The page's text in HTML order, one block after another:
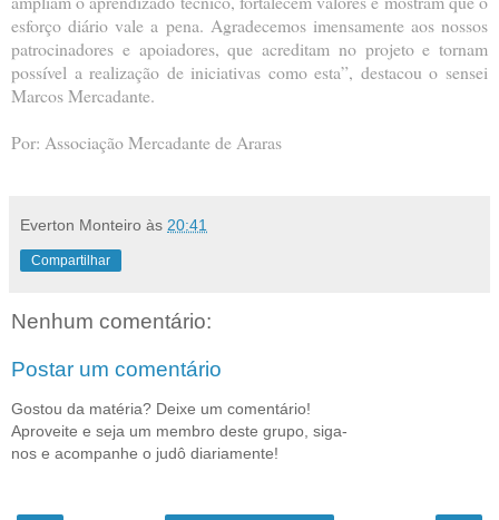
esforço diário vale a pena. Agradecemos imensamente aos nossos
patrocinadores e apoiadores, que acreditam no projeto e tornam
possível a realização de iniciativas como esta”, destacou o sensei
Marcos Mercadante.
Por: Associação Mercadante de Araras
Everton Monteiro às 20:41
Compartilhar
Nenhum comentário:
Postar um comentário
Gostou da matéria? Deixe um comentário!
Aproveite e seja um membro deste grupo, siga-
nos e acompanhe o judô diariamente!